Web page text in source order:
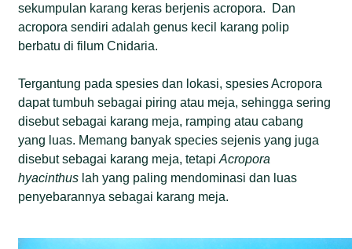
sekumpulan karang keras berjenis acropora. Dan
acropora sendiri adalah genus kecil karang polip
berbatu di filum Cnidaria.
Tergantung pada spesies dan lokasi, spesies Acropora
dapat tumbuh sebagai piring atau meja, sehingga sering
disebut sebagai karang meja, ramping atau cabang
yang luas. Memang banyak species sejenis yang juga
disebut sebagai karang meja, tetapiAcropora
hyacinthus lah yang paling mendominasi dan luas
penyebarannya sebagai karang meja.